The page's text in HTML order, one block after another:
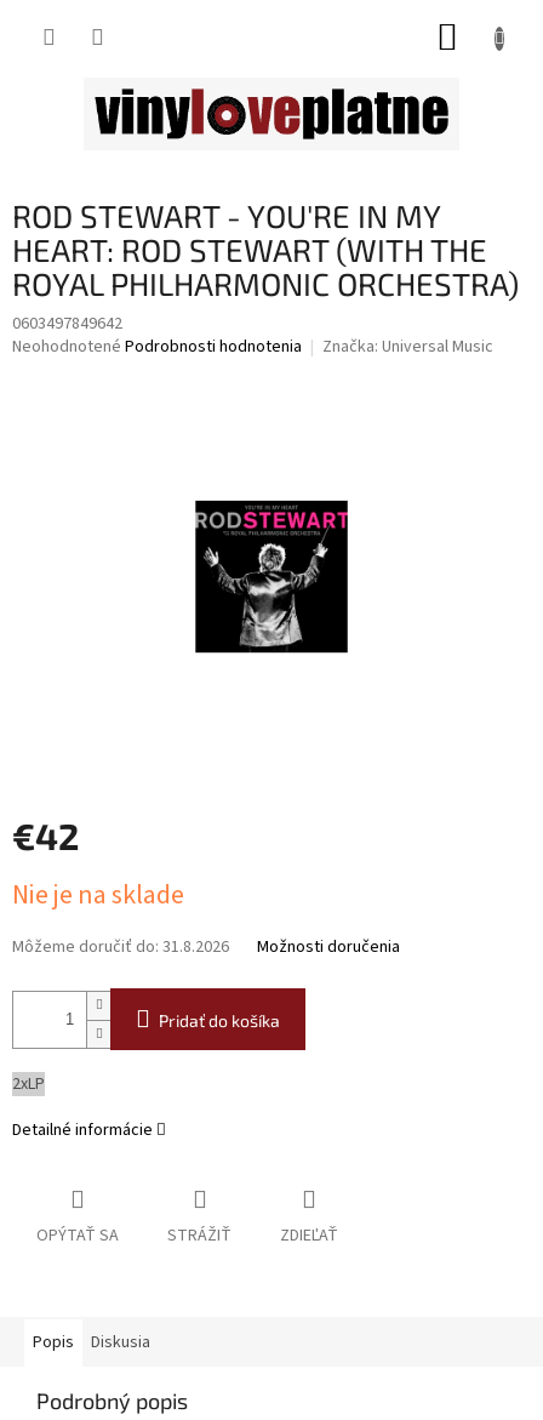
ROD STEWART - YOU'RE IN MY
HEART: ROD STEWART (WITH THE
ROYAL PHILHARMONIC ORCHESTRA)
0603497849642
Priemerné
Neohodnotené Podrobnosti hodnotenia Značka: Universal Music
€42
cena:
Nie je na sklade
Môžeme doručiť do: 31.8.2026 Možnosti doručenia
Pridať do košíka
2xLP
Detailné informácie
OPÝTAŤ SA STRÁŽIŤ ZDIEĽAŤ
Popis Diskusia
Podrobný popis